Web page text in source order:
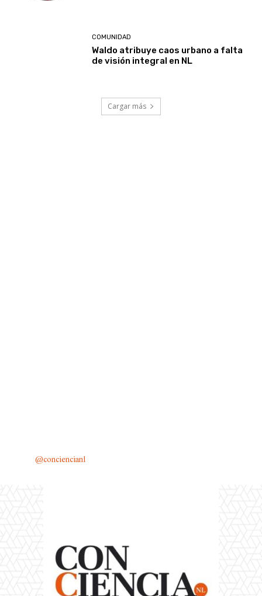
COMUNIDAD
Waldo atribuye caos urbano a falta
de visión integral en NL
Cargar más
@conciencianl